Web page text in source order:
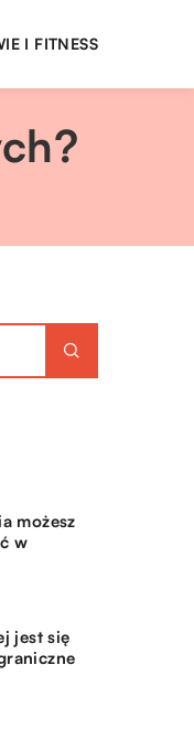
I FITNESS
możesz
w
jest się